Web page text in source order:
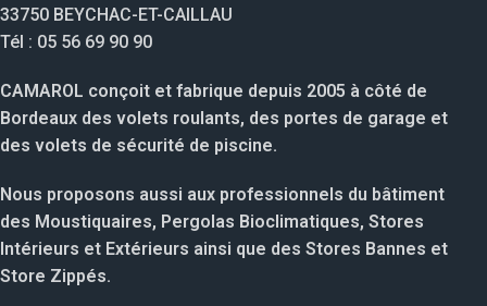
33750 BEYCHAC-ET-CAILLAU
Tél : 05 56 69 90 90
CAMAROL conçoit et fabrique depuis 2005 à côté de
Bordeaux des volets roulants, des portes de garage et
des volets de sécurité de piscine.
Nous proposons aussi aux professionnels du bâtiment
des Moustiquaires, Pergolas Bioclimatiques, Stores
Intérieurs et Extérieurs ainsi que des Stores Bannes et
Store Zippés.